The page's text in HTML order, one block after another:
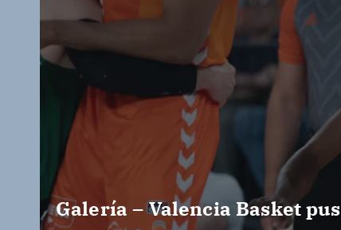
Galería – Valencia Basket